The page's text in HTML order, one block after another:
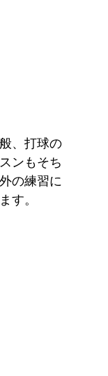
、打球の
ンもそち
の練習に
す。